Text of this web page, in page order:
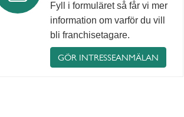
Fyll i formuläret så får vi mer
information om varför du vill
bli franchisetagare.
GÖR INTRESSEANMÄLAN